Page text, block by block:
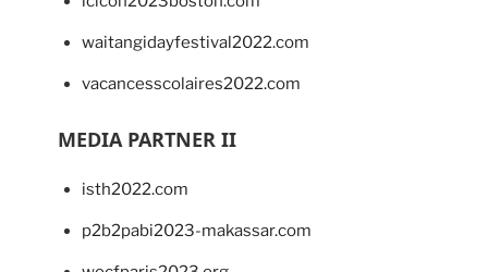
waitangidayfestival2022.com
vacancesscolaires2022.com
MEDIA PARTNER II
isth2022.com
p2b2pabi2023-makassar.com